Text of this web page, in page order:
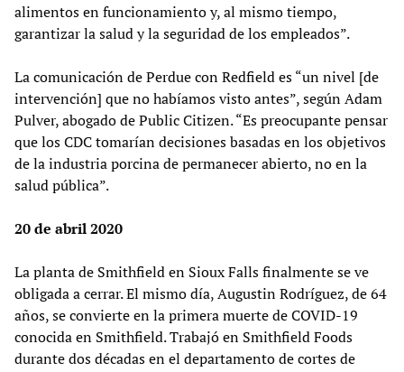
alimentos en funcionamiento y, al mismo tiempo,
garantizar la salud y la seguridad de los empleados”.
La comunicación de Perdue con Redfield es “un nivel [de
intervención] que no habíamos visto antes”, según Adam
Pulver, abogado de Public Citizen. “Es preocupante pensar
que los CDC tomarían decisiones basadas en los objetivos
de la industria porcina de permanecer abierto, no en la
salud pública”.
20 de abril 2020
La planta de Smithfield en Sioux Falls finalmente se ve
obligada a cerrar. El mismo día, Augustin Rodríguez, de 64
años, se convierte en la primera muerte de COVID-19
conocida en Smithfield. Trabajó en Smithfield Foods
durante dos décadas en el departamento de cortes de